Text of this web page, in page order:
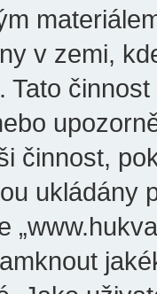
v zemi,
Tato
činnost,
ukládány